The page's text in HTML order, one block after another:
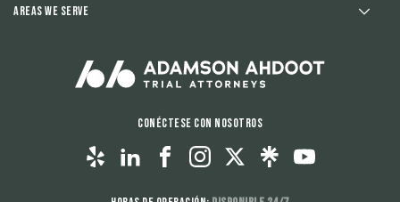
Areas We Serve
Conéctese con nosotros